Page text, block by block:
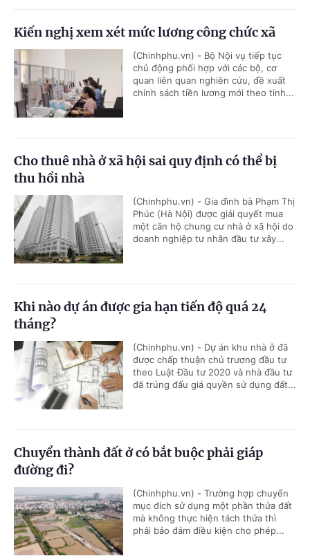
Kiến nghị xem xét mức lương công chức xã
(Chinhphu.vn) - Bộ Nội vụ tiếp tục
chủ động phối hợp với các bộ, cơ
quan liên quan nghiên cứu, đề xuất
chính sách tiền lương mới theo tinh...
Cho thuê nhà ở xã hội sai quy định có thể bị
thu hồi nhà
(Chinhphu.vn) - Gia đình bà Phạm Thị
Phúc (Hà Nội) được giải quyết mua
một căn hộ chung cư nhà ở xã hội do
doanh nghiệp tư nhân đầu tư xây...
Khi nào dự án được gia hạn tiến độ quá 24
tháng?
(Chinhphu.vn) - Dự án khu nhà ở đã
được chấp thuận chủ trương đầu tư
theo Luật Đầu tư 2020 và nhà đầu tư
đã trúng đấu giá quyền sử dụng đất...
Chuyển thành đất ở có bắt buộc phải giáp
đường đi?
(Chinhphu.vn) - Trường hợp chuyển
mục đích sử dụng một phần thửa đất
mà không thực hiện tách thửa thì
phải bảo đảm điều kiện cho phép...